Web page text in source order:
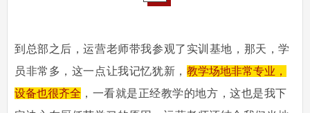
到总部之后，运营老师带我参观了实训基地，那天，学
员非常多，这一点让我记忆犹新， 教学场地非常专业，
设备也很齐全 ，一看就是正经教学的地方，这也是我下